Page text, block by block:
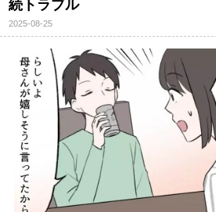
続トラブル
2025-08-25